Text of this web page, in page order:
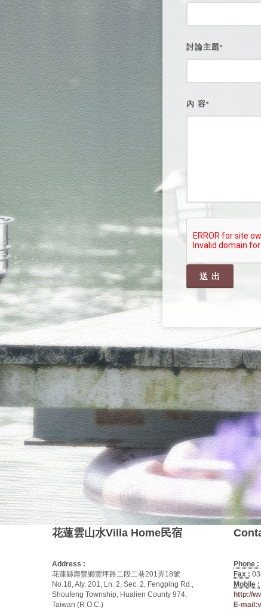
討論主題*
內 容*
送 出
花蓮雲山水Villa Home民宿
Address :
花蓮縣壽豐鄉豐坪路二段二巷201弄18號
No.18, Aly. 201, Ln. 2, Sec. 2, Fengping Rd.,
Shoufeng Township, Hualien County 974,
Taiwan (R.O.C.)
Phone :
Fax :
Mobile :
http://
E-